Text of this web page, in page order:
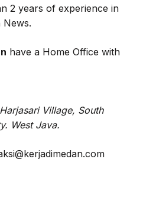
2 years of experience in
have a Home Office with
Village, South
West Java.